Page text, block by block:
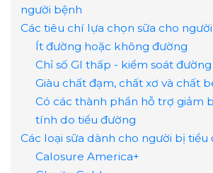
người bệnh
Các tiêu chí lựa chọn sữa cho
Ít đường hoặc không đường
Chỉ số GI thấp - kiểm soát
Giàu chất đạm, chất xơ và chất
Có các thành phần hỗ trợ giảm
tính do tiểu đường
Các loại sữa dành cho người bị tiểu
Calosure America+